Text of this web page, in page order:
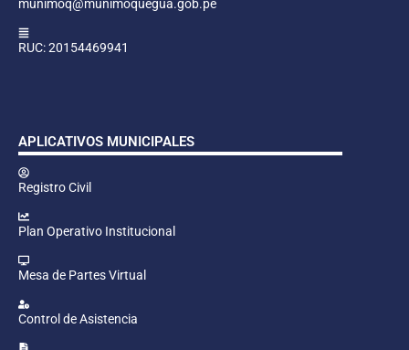
munimoq@munimoquegua.gob.pe
RUC: 20154469941
APLICATIVOS MUNICIPALES
Registro Civil
Plan Operativo Institucional
Mesa de Partes Virtual
Control de Asistencia